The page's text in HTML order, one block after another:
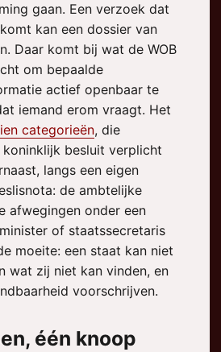
gaan. Een verzoek dat
kan een dossier van
Daar komt bij wat de WOB
om bepaalde
actief openbaar te
iemand erom vraagt. Het
categorieën, die
besluit verplicht
langs een eigen
de ambtelijke
afwegingen onder een
of staatssecretaris
moeite: een staat kan niet
wat zij niet kan vinden, en
voorschrijven.
één knoop